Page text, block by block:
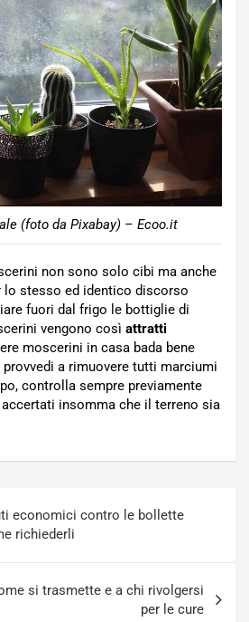
(foto da Pixabay) – Ecoo.it
non sono solo cibi ma anche
lo stesso ed identico discorso
fuori dal frigo le bottiglie di
vengono così attratti
moscerini in casa bada bene
a rimuovere tutti marciumi
controlla sempre previamente
insomma che il terreno sia
economici contro le bollette
richiederli
si trasmette e a chi rivolgersi
per le cure